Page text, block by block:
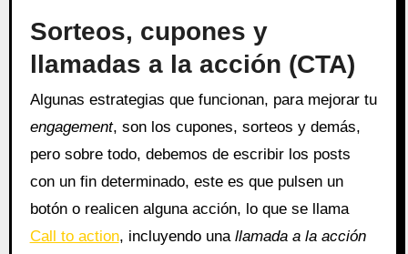
Sorteos, cupones y
llamadas a la acción (CTA)
Algunas estrategias que funcionan, para mejorar tu
engagement, son los cupones, sorteos y demás,
pero sobre todo, debemos de escribir los posts
con un fin determinado, este es que pulsen un
botón o realicen alguna acción, lo que se llama
Call to action, incluyendo una llamada a la acción